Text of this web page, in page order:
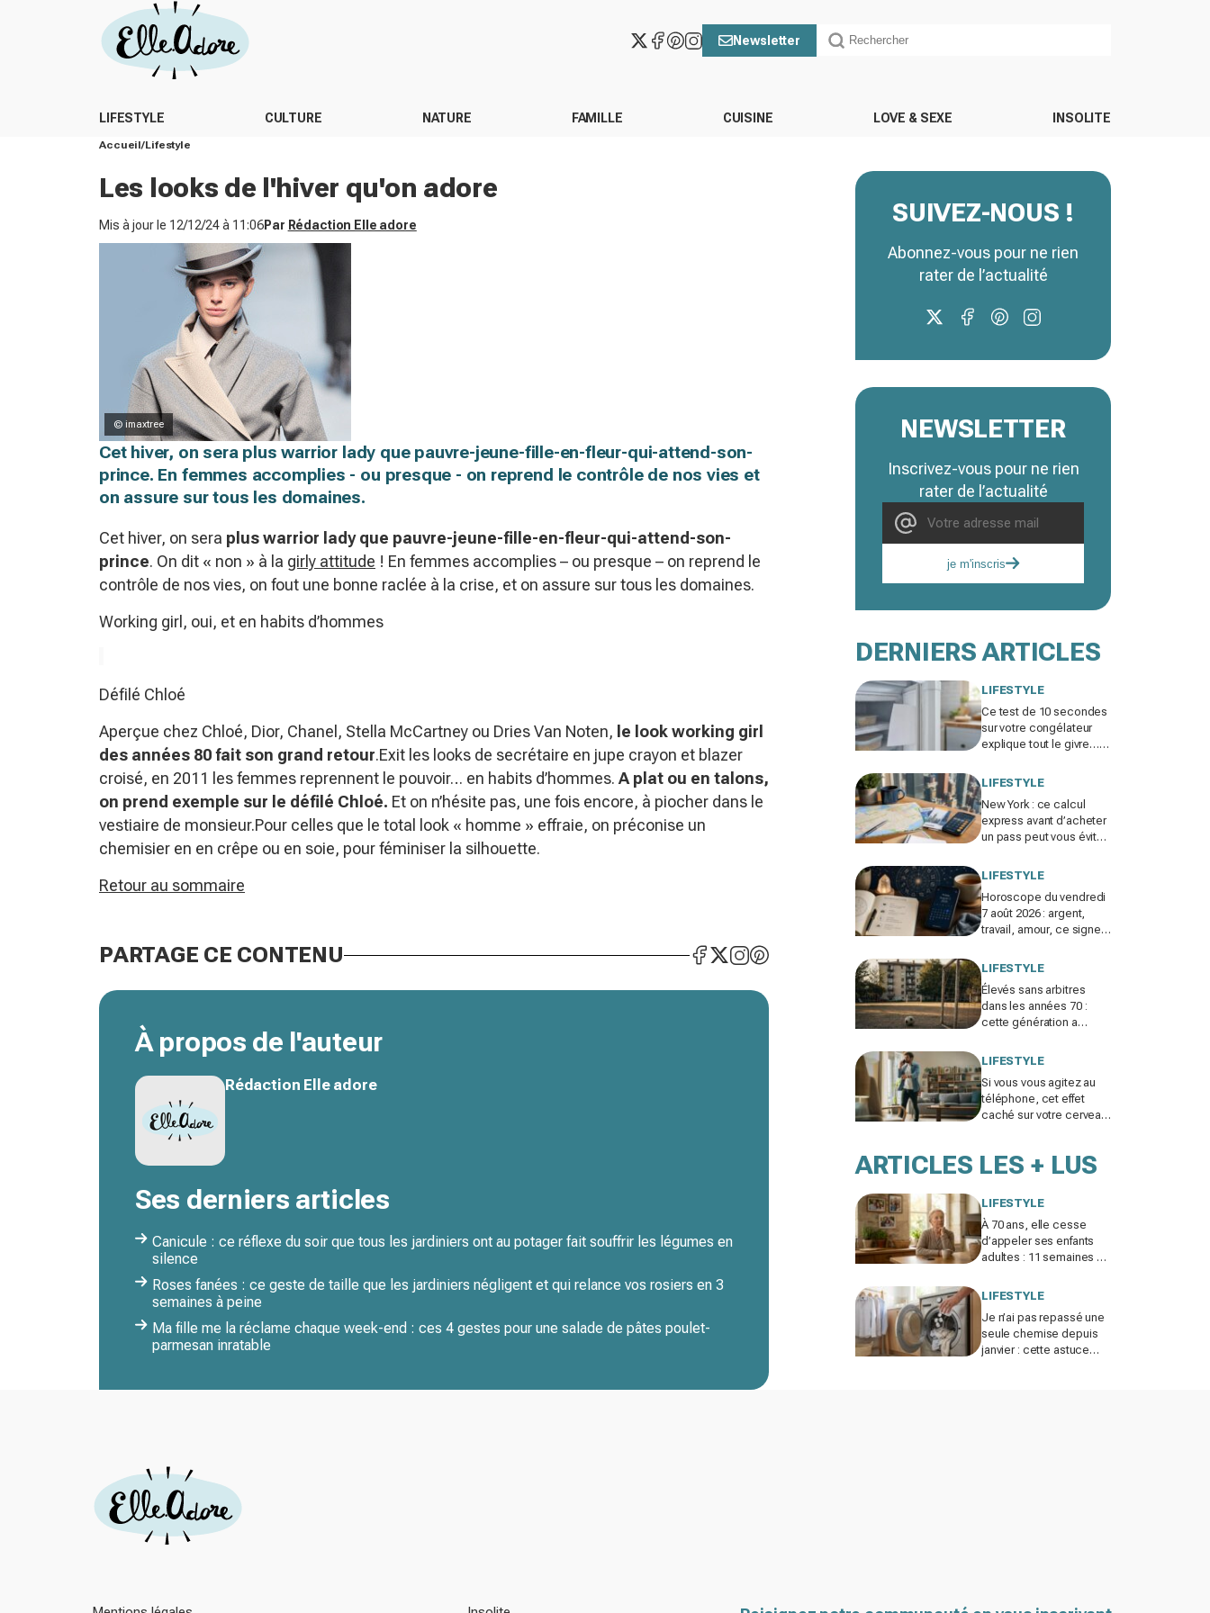
Newsletter
LIFESTYLE CULTURE NATURE FAMILLE CUISINE LOVE & SEXE INSOLITE
Accueil Lifestyle
Les looks de l'hiver qu'on adore
Mis à jour le 12/12/24 à 11:06Par Rédaction Elle adore
© imaxtree
Cet hiver, on sera plus warrior lady que pauvre-jeune-fille-en-fleur-qui-attend-son-
prince. En femmes accomplies - ou presque - on reprend le contrôle de nos vies et
on assure sur tous les domaines.
Cet hiver, on sera plus warrior lady que pauvre-jeune-fille-en-fleur-qui-attend-son-
prince. On dit « non » à la girly attitude ! En femmes accomplies – ou presque – on reprend le
contrôle de nos vies, on fout une bonne raclée à la crise, et on assure sur tous les domaines.
Working girl, oui, et en habits d’hommes
Défilé Chloé
Aperçue chez Chloé, Dior, Chanel, Stella McCartney ou Dries Van Noten, le look working girl
des années 80 fait son grand retour.Exit les looks de secrétaire en jupe crayon et blazer
croisé, en 2011 les femmes reprennent le pouvoir… en habits d’hommes. A plat ou en talons,
on prend exemple sur le défilé Chloé. Et on n’hésite pas, une fois encore, à piocher dans le
vestiaire de monsieur.Pour celles que le total look « homme » effraie, on préconise un
chemisier en en crêpe ou en soie, pour féminiser la silhouette.
Retour au sommaire
PARTAGE CE CONTENU
À propos de l'auteur
Rédaction Elle adore
Ses derniers articles
Canicule : ce réflexe du soir que tous les jardiniers ont au potager fait souffrir les légumes en
silence
Roses fanées : ce geste de taille que les jardiniers négligent et qui relance vos rosiers en 3
semaines à peine
Ma fille me la réclame chaque week-end : ces 4 gestes pour une salade de pâtes poulet-
parmesan inratable
SUIVEZ-NOUS !
Abonnez-vous pour ne rien
rater de l’actualité
NEWSLETTER
Inscrivez-vous pour ne rien
rater de l’actualité
je m'inscris
DERNIERS ARTICLES
LIFESTYLE
Ce test de 10 secondes
sur votre congélateur
explique tout le givre…
en trop
LIFESTYLE
New York : ce calcul
express avant d’acheter
un pass peut vous éviter
€ en visites
LIFESTYLE
Horoscope du vendredi
7 août 2026 : argent,
travail, amour, ce signe
dépenses aujourd’hui
LIFESTYLE
Élevés sans arbitres
dans les années 70 :
cette génération a
manque aux enfants
LIFESTYLE
Si vous vous agitez au
téléphone, cet effet
caché sur votre cerveau
perturbent
ARTICLES LES + LUS
LIFESTYLE
À 70 ans, elle cesse
d’appeler ses enfants
adultes : 11 semaines de
brutale sur les familles
LIFESTYLE
Je n’ai pas repassé une
seule chemise depuis
janvier : cette astuce